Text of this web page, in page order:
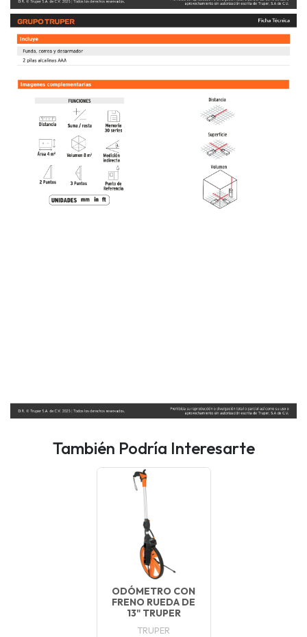
También Podría Interesarte
ODÓMETRO CON
FRENO RUEDA DE
13" TRUPER
TRUPER